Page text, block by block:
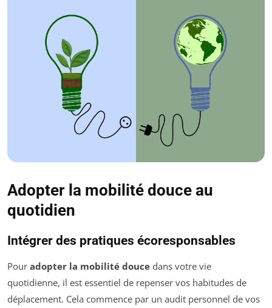
Adopter la mobilité douce au
quotidien
Intégrer des pratiques écoresponsables
Pour adopter la mobilité douce dans votre vie
quotidienne, il est essentiel de repenser vos habitudes de
déplacement. Cela commence par un audit personnel de vos